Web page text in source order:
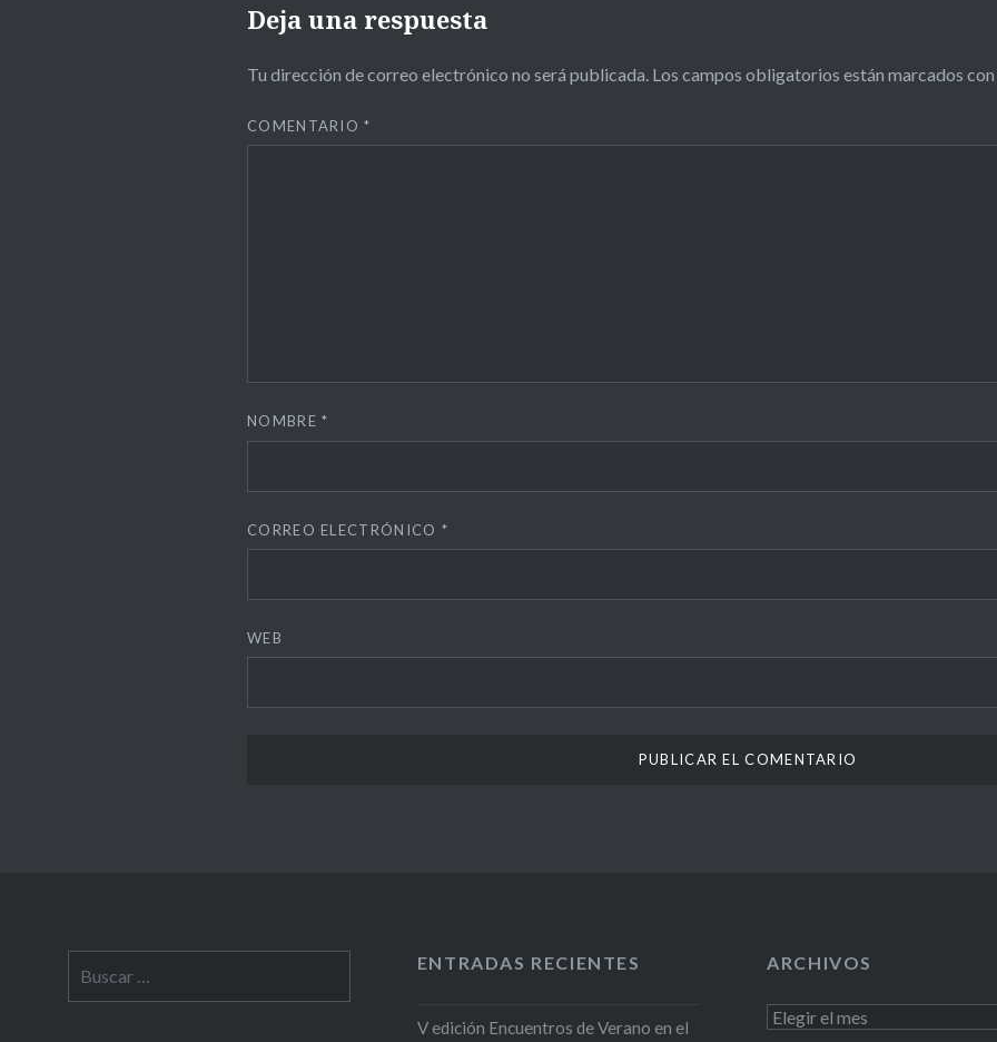
Deja una respuesta
Tu dirección de correo electrónico no será publicada. Los campos obligatorios están marcados con
COMENTARIO*
NOMBRE*
CORREO ELECTRÓNICO *
WEB
ENTRADAS RECIENTES
V edición Encuentros de Verano en el
ARCHIVOS
Archivos